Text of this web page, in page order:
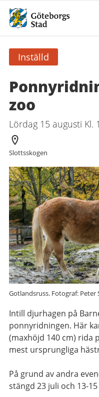
Inställd
zoo
Lördag 15 augusti Kl.
Arrangör
Slottsskogen
Gotlandsruss. Fotograf: Peter
Intill djurhagen på
ponnyridningen. Här
(maxhöjd 140 cm) rida
mest ursprungliga
På grund av andra
stängd 23 juli och 13-